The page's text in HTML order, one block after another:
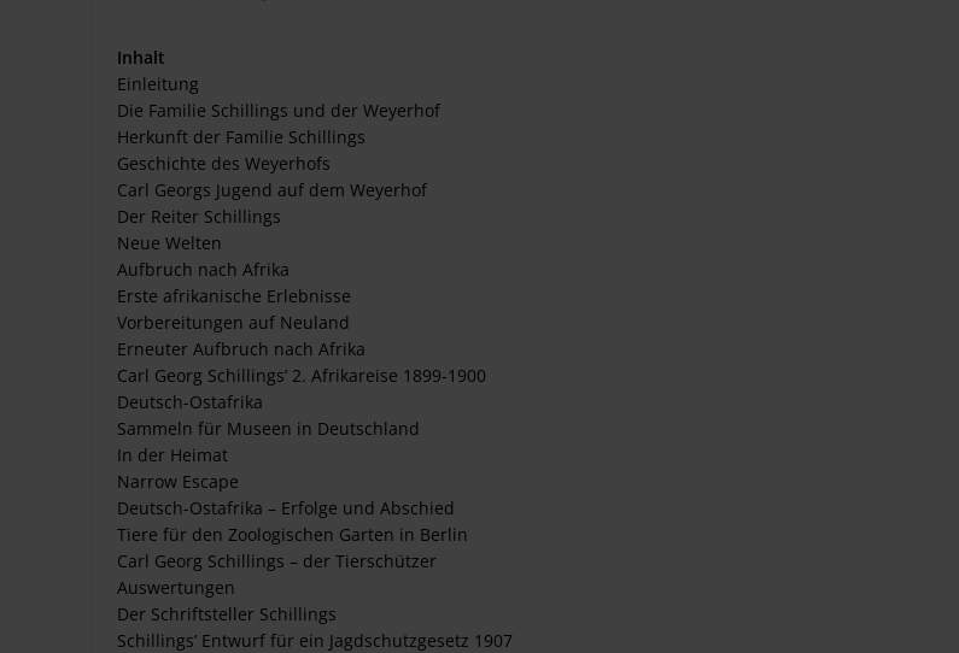
Inhalt
Einleitung
Die Familie Schillings und der Weyerhof
Herkunft der Familie Schillings
Geschichte des Weyerhofs
Carl Georgs Jugend auf dem Weyerhof
Der Reiter Schillings
Neue Welten
Aufbruch nach Afrika
Erste afrikanische Erlebnisse
Vorbereitungen auf Neuland
Erneuter Aufbruch nach Afrika
Carl Georg Schillings’ 2. Afrikareise 1899-1900
Deutsch-Ostafrika
Sammeln für Museen in Deutschland
In der Heimat
Narrow Escape
Deutsch-Ostafrika – Erfolge und Abschied
Tiere für den Zoologischen Garten in Berlin
Carl Georg Schillings – der Tierschützer
Auswertungen
Der Schriftsteller Schillings
Schillings’ Entwurf für ein Jagdschutzgesetz 1907